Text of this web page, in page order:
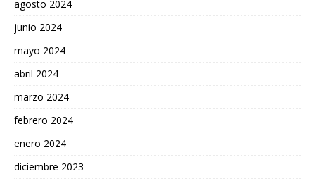
agosto 2024
junio 2024
mayo 2024
abril 2024
marzo 2024
febrero 2024
enero 2024
diciembre 2023